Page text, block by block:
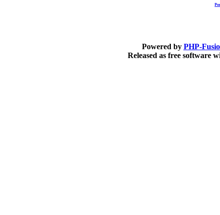
Powered by PHP-
Released as free software